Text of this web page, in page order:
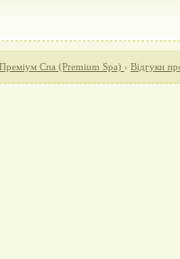
Спа (Premium Spa) › Відгуки